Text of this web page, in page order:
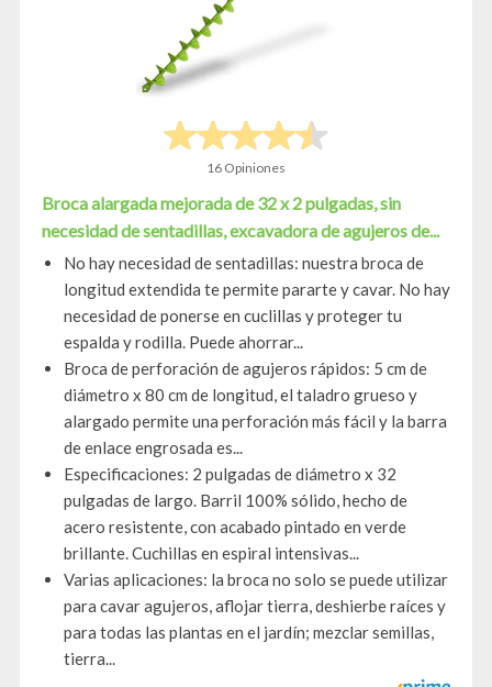
16 Opiniones
Broca alargada mejorada de 32 x 2 pulgadas, sin
necesidad de sentadillas, excavadora de agujeros de...
No hay necesidad de sentadillas: nuestra broca de
longitud extendida te permite pararte y cavar. No hay
necesidad de ponerse en cuclillas y proteger tu
espalda y rodilla. Puede ahorrar...
Broca de perforación de agujeros rápidos: 5 cm de
diámetro x 80 cm de longitud, el taladro grueso y
alargado permite una perforación más fácil y la barra
de enlace engrosada es...
Especificaciones: 2 pulgadas de diámetro x 32
pulgadas de largo. Barril 100% sólido, hecho de
acero resistente, con acabado pintado en verde
brillante. Cuchillas en espiral intensivas...
Varias aplicaciones: la broca no solo se puede utilizar
para cavar agujeros, aflojar tierra, deshierbe raíces y
para todas las plantas en el jardín; mezclar semillas,
tierra...